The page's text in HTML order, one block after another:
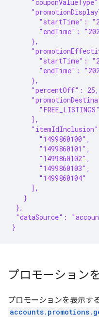
"startTime":
"endTime":
     },
"startTime":
"endTime":
     },
     "percentOff": 25,
       "FREE_LISTINGS"
     ],
       "1499860100",
       "1499860101",
       "1499860102",
       "1499860103",
       "1499860104"
     ],
   }
},
"dataSource":
}
プロモーション
プロモーションを表示す